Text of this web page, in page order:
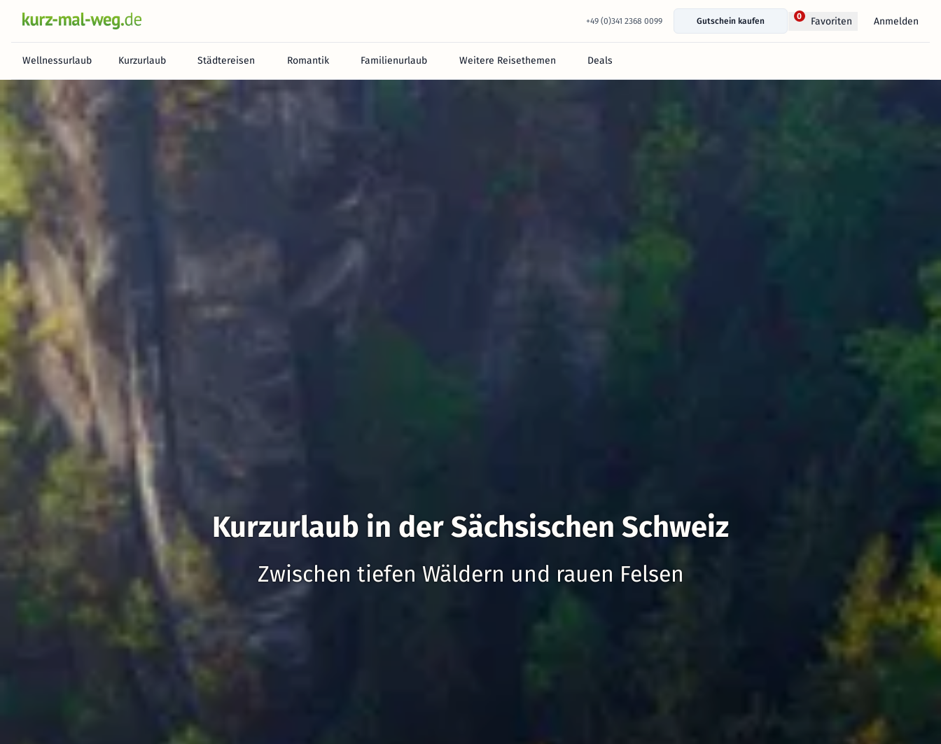
+49 (0)341 2368 0099 Gutschein kaufen
0 Favoriten Anmelden
Wellnessurlaub Kurzurlaub Städtereisen Romantik Familienurlaub Weitere Reisethemen Deals
Kurzurlaub in der Sächsischen Schweiz
Zwischen tiefen Wäldern und rauen Felsen